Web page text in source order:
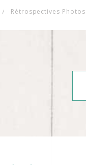
Rétrospectives Photos